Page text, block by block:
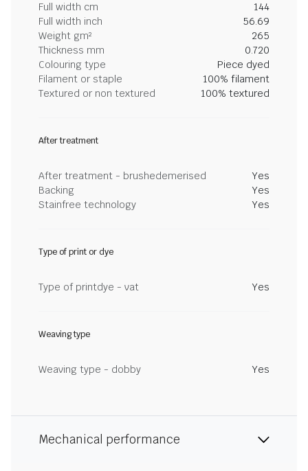
Full width cm
144
Full width inch
56.69
Weight gm²
265
Thickness mm
0.720
Colouring type
Piece dyed
Filament or staple
100% filament
Textured or non textured
100% textured
After treatment
After treatment - brushedemerised
Yes
Backing
Yes
Stainfree technology
Yes
Type of print or dye
Type of printdye - vat Yes
Weaving type
Weaving type - dobby Yes
Mechanical performance